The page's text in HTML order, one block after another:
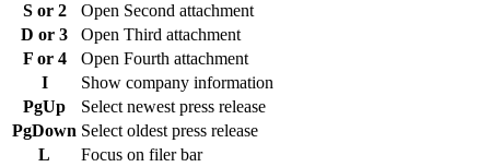
S or 2
Open Second attachment
D or 3
Open Third attachment
F or 4
Open Fourth attachment
I
Show company information
PgUp
Select newest press release
PgDown Select oldest press release
L
Focus on filer bar